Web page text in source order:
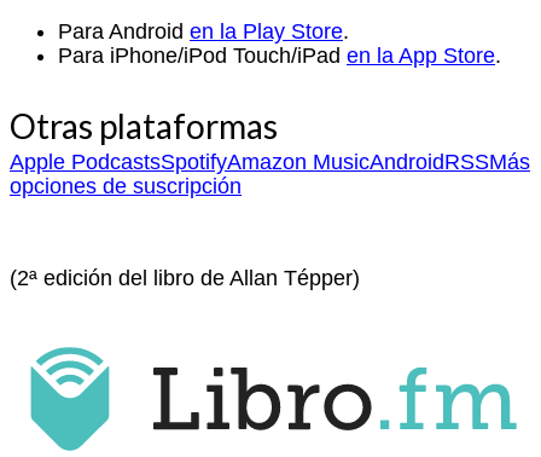
Para Android en la Play Store.
Para iPhone/iPod Touch/iPad en la App Store.
Otras plataformas
Apple PodcastsSpotifyAmazon MusicAndroidRSSMás
opciones de suscripción
(2ª edición del libro de Allan Tépper)